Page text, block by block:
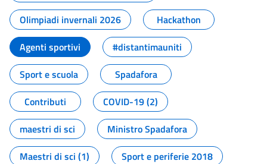
Olimpiadi invernali 2026
Hackathon
Agenti sportivi
#distantimauniti
Sport e scuola
Spadafora
Contributi
COVID-19 (2)
maestri di sci
Ministro Spadafora
Maestri di sci (1)
Sport e periferie 2018